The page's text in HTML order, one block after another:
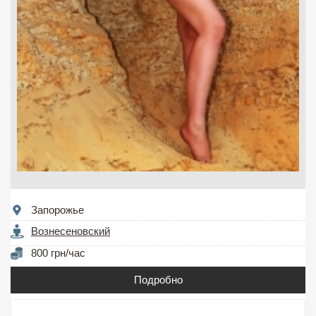
Запорожье
Вознесеновский
800 грн/час
Подробно